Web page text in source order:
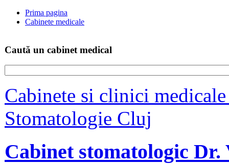
Prima pagina
Cabinete medicale
Caută un cabinet medical
Cabinete si clinici
Stomatologie Cluj
Cabinet stomatologic